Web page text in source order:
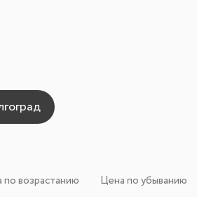
по возрастанию Цена по убыванию